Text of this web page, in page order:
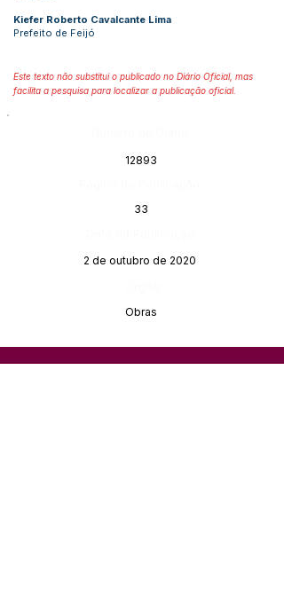
Kiefer Roberto Cavalcante Lima
Prefeito de Feijó
Este texto não substitui o publicado no Diário Oficial, mas
facilita a pesquisa para localizar a publicação oficial.
12893
33
2 de outubro de 2020
Obras